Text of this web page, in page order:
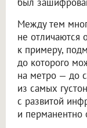
Между тем
не отличаются
к примеру,
до которого
на метро — до
из самых
с развитой
и перманентно